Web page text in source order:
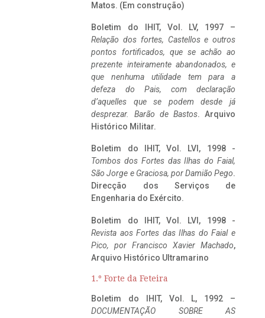
Matos. (Em construção)
Boletim do IHIT, Vol. LV, 1997 –
Relação dos fortes, Castellos e outros
pontos fortificados, que se achão ao
prezente inteiramente abandonados, e
que nenhuma utilidade tem para a
defeza do Pais, com declaração
d’aquelles que se podem desde já
desprezar. Barão de Bastos. Arquivo
Histórico Militar.
Boletim do IHIT, Vol. LVI, 1998 -
Tombos dos Fortes das Ilhas do Faial,
São Jorge e Graciosa, por Damião Pego.
Direcção dos Serviços de
Engenharia do Exército.
Boletim do IHIT, Vol. LVI, 1998 -
Revista aos Fortes das Ilhas do Faial e
Pico, por Francisco Xavier Machado,
Arquivo Histórico Ultramarino
1.º Forte da Feteira
Boletim do IHIT, Vol. L, 1992 –
DOCUMENTAÇÃO SOBRE AS